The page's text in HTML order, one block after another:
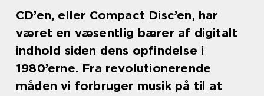
CD’en, eller Compact Disc’en, har
været en væsentlig bærer af digitalt
indhold siden dens opfindelse i
1980’erne. Fra revolutionerende
måden vi forbruger musik på til at